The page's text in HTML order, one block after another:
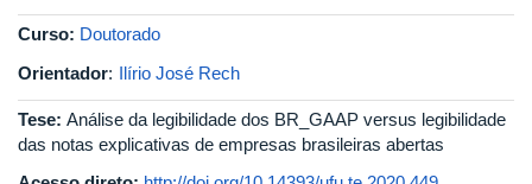
Curso: Doutorado
Orientador: Ilírio José Rech
Tese: Análise da legibilidade dos BR_GAAP versus legibilidade
das notas explicativas de empresas brasileiras abertas